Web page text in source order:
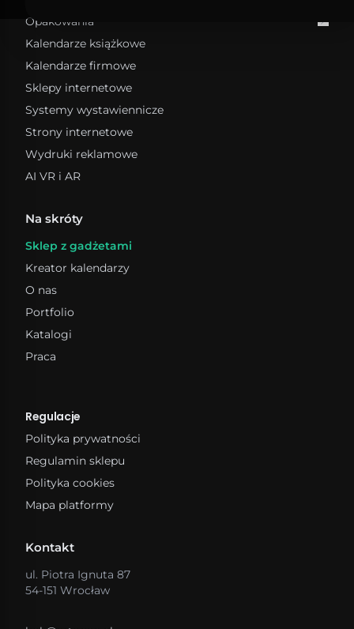
Projektowanie UI i UX
Grafika wektorowa
Identyfikacja wizualna
Opakowania
Pudełka ozdobne
Pudełka na prezenty
Pudełka do przechowywania
Pudełka kartonowe
Kalendarze książkowe
Kalendarze firmowe
Sklepy internetowe
Systemy wystawiennicze
Strony internetowe
Wydruki reklamowe
AI VR i AR
Na skróty
Sklep z gadżetami
Kreator kalendarzy
O nas
Portfolio
Katalogi
Praca
Regulacje
Polityka prywatności
Regulamin sklepu
Polityka cookies
Mapa platformy
Kontakt
ul. Piotra Ignuta 87
54-151 Wrocław